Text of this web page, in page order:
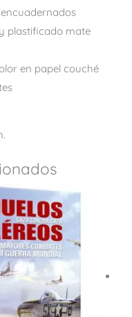
plastificado mate
en papel couché